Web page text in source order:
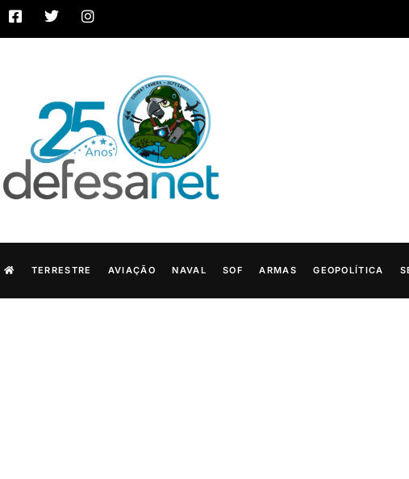
TERRESTRE AVIAÇÃO NAVAL SOF ARMAS GEOPOLÍTICA